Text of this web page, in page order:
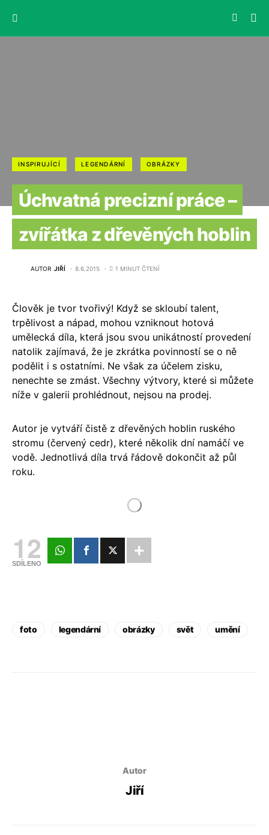
INSPIRUJÍCÍ LEGENDÁRNÍ OBRÁZKY
Úchvatná precizní práce –
zvířátka z dřevěných hoblin
AUTOR JIŘÍ 8.6.2015 1 MINUT ČTENÍ
Člověk je tvor tvořivý! Když se skloubí talent,
trpělivost a nápad, mohou vzniknout hotová
umělecká díla, která jsou svou unikátností provedení
natolik zajímavá, že je zkrátka povinností se o ně
podělit i s ostatními. Ne však za účelem zisku,
nenechte se zmást. Všechny výtvory, které si můžete
níže v galerii prohlédnout, nejsou na prodej.
Autor je vytváří čistě z dřevěných hoblin ruského
stromu (červený cedr), které několik dní namáčí ve
vodě. Jednotlivá díla trvá řádově dokončit až půl
roku.
12
SDÍLENO
foto legendární obrázky svět umění
Autor
Jiří